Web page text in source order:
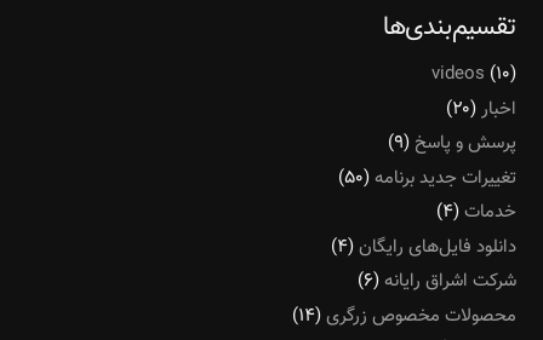
تقسیم‌بندی‌ها
videos (۱۰)
اخبار(۲۰)
پرسش و پاسخ (۹)
تغییرات جدید برنامه (۵۰)
خدمات(۴)
دانلود فایل‌های رایگان(۴)
شرکت اشراق رایانه (۶)
محصولات مخصوص زرگری(۱۴)